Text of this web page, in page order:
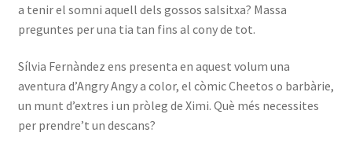
a tenir el somni aquell dels gossos salsitxa? Massa
preguntes per una tia tan fins al cony de tot.
Sílvia Fernàndez ens presenta en aquest volum una
aventura d’Angry Angy a color, el còmic Cheetos o barbàrie,
un munt d’extres i un pròleg de Ximi. Què més necessites
per prendre’t un descans?